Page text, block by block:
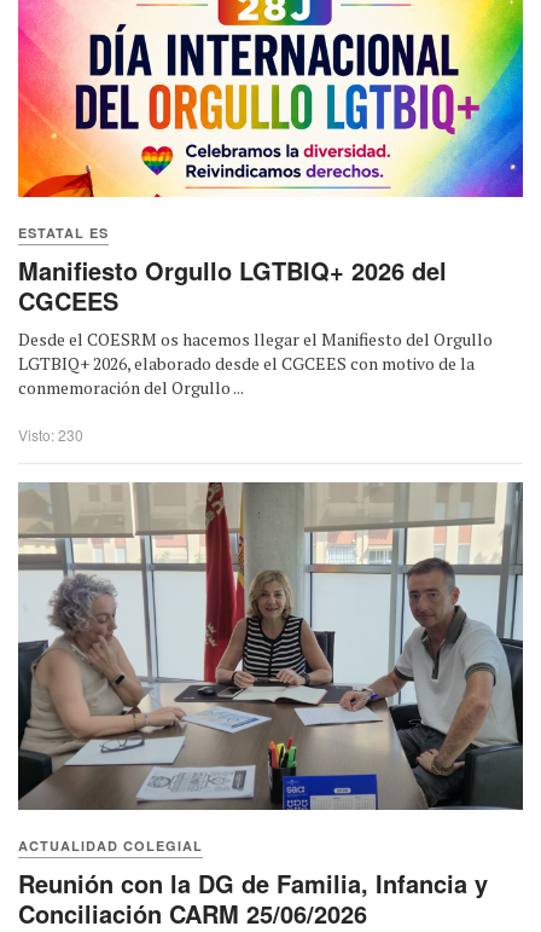
ESTATAL ES
Manifiesto Orgullo LGTBIQ+ 2026 del
CGCEES
Desde el COESRM os hacemos llegar el Manifiesto del Orgullo
LGTBIQ+ 2026, elaborado desde el CGCEES con motivo de la
conmemoración del Orgullo ...
Visto: 230
ACTUALIDAD COLEGIAL
Reunión con la DG de Familia, Infancia y
Conciliación CARM 25/06/2026